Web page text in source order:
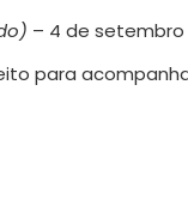
– 4 de setembro
para